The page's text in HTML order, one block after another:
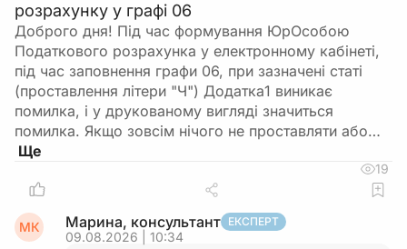
розрахунку у графі 06
Доброго дня! Під час формування ЮрОсобою
Податкового розрахунка у електронному кабінеті,
під час заповнення графи 06, при зазначені статі
(проставлення літери "Ч") Додатка1 виникає
помилка, і у друкованому вигляді значиться
помилка. Якщо зовсім нічого не проставляти або…
19
МК Марина, консультант ЕКСПЕРТ
09.08.2026 | 10:34